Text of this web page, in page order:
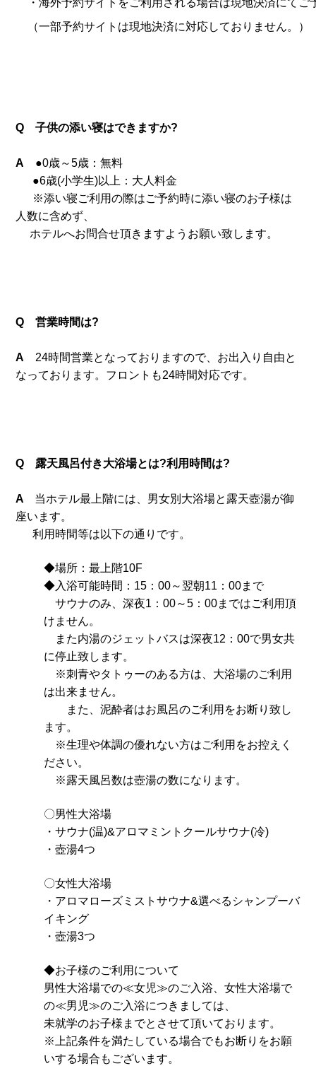
・海外予約サイトをご利用される場合は現地決済にてご
（一部予約サイトは現地決済に対応しておりません。）
Q 子供の添い寝はできますか?
A ●0歳～5歳：無料
●6歳(小学生)以上：大人料金
※添い寝ご利用の際はご予約時に添い寝のお子様は
人数に含めず、
ホテルへお問合せ頂きますようお願い致します。
Q 営業時間は?
A 24時間営業となっておりますので、お出入り自由と
なっております。 フロントも24時間対応です。
Q 露天風呂付き大浴場とは?利用時間は?
A 当ホテル最上階には、男女別大浴場と露天壺湯が御
座います。
利用時間等は以下の通りです。
◆場所：最上階10F
◆入浴可能時間：15：00～翌朝11：00まで
サウナのみ、深夜1：00～5：00まではご利用頂
けません。
また内湯のジェットバスは深夜12：00で男女共
に停止致します。
※刺青やタトゥーのある方は、大浴場のご利用
は出来ません。
また、泥酔者はお風呂のご利用をお断り致し
ます。
※生理や体調の優れない方はご利用をお控えく
ださい。
※露天風呂数は壺湯の数になります。
〇男性大浴場
・サウナ(温)&アロマミントクールサウナ(冷)
・壺湯4つ
〇女性大浴場
・アロマローズミストサウナ&選べるシャンプーバ
イキング
・壺湯3つ
◆お子様のご利用について
男性大浴場での≪女児≫のご入浴、女性大浴場で
の≪男児≫のご入浴につきましては、
未就学のお子様までとさせて頂いております。
※上記条件を満たしている場合でもお断りをお願
いする場合もございます。